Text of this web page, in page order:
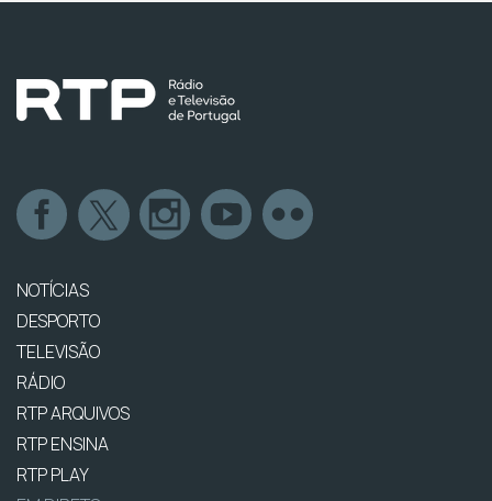
NOTÍCIAS
DESPORTO
TELEVISÃO
RÁDIO
RTP ARQUIVOS
RTP ENSINA
RTP PLAY